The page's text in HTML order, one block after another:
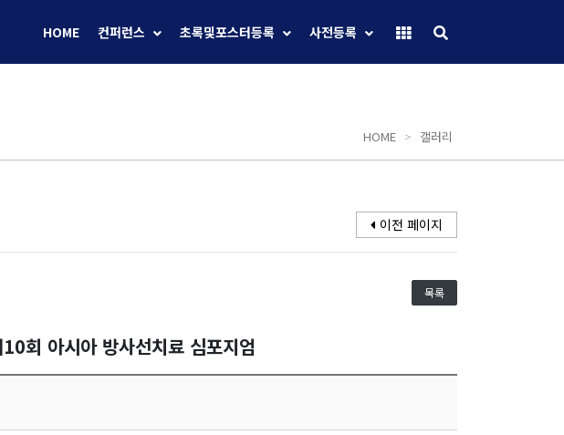
HOME 컨퍼런스 초록및포스터등록 사전등록
HOME > 갤러리
이전 페이지
목록
회 아시아 방사선치료 심포지엄